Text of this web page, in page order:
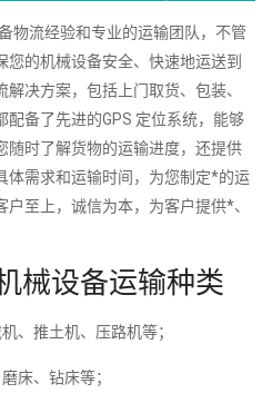
流经验和专业的运输团队，不管
的机械设备安全、快速地运送到
决方案，包括上门取货、包装、
备了先进的GPS 定位系统，能够
随时了解货物的运输进度，还提供
体需求和运输时间，为您制定*的运
至上，诚信为本，为客户提供*、
械设备运输种类
、推土机、压路机等；
床、钻床等；